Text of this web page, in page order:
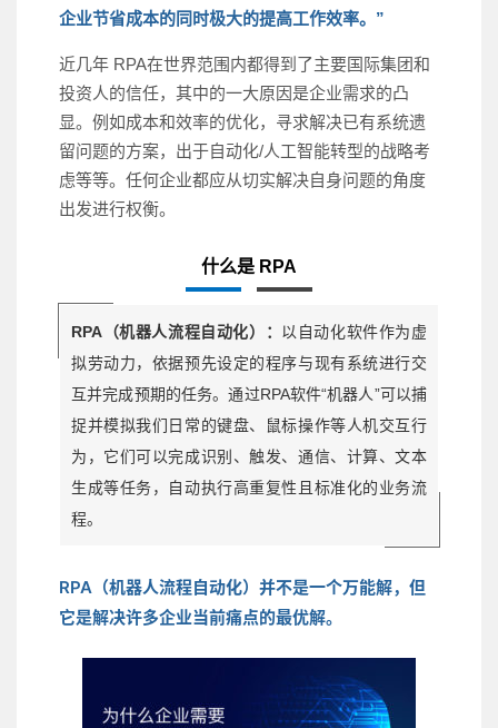
企业节省成本的同时极大的提高工作效率。”
近几年 RPA在世界范围内都得到了主要国际集团和
投资人的信任，其中的一大原因是企业需求的凸
显。例如成本和效率的优化，寻求解决已有系统遗
留问题的方案，出于自动化/人工智能转型的战略考
虑等等。任何企业都应从切实解决自身问题的角度
出发进行权衡。
什么是 RPA
RPA（机器人流程自动化）： 以自动化软件作为虚
拟劳动力，依据预先设定的程序与现有系统进行交
互并完成预期的任务。通过RPA软件“机器人”可以捕
捉并模拟我们日常的键盘、鼠标操作等人机交互行
为，它们可以完成识别、触发、通信、计算、文本
生成等任务，自动执行高重复性且标准化的业务流
程。
RPA（机器人流程自动化）并不是一个万能解，但
它是解决许多企业当前痛点的最优解。